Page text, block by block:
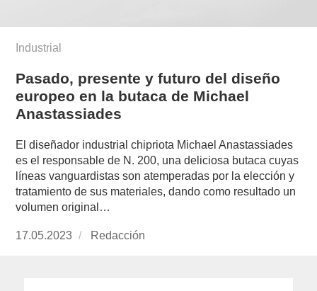
Industrial
Pasado, presente y futuro del diseño
europeo en la butaca de Michael
Anastassiades
El diseñador industrial chipriota Michael Anastassiades
es el responsable de N. 200, una deliciosa butaca cuyas
líneas vanguardistas son atemperadas por la elección y
tratamiento de sus materiales, dando como resultado un
volumen original…
Publicado
17.05.2023 https://www.experimenta.es/author/redaccion/
Redacción